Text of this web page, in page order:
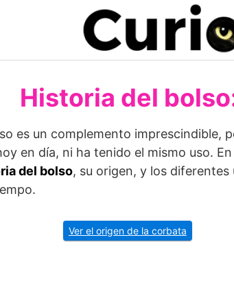
Historia del
es un complemento imprescindible,
en día, ni ha tenido el mismo uso. En
del bolso, su origen, y los diferentes
Ver el origen de la corbata